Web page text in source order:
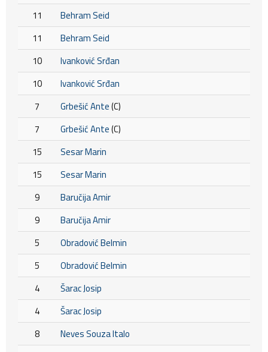
11
Behram Seid
11
Behram Seid
10
Ivanković Srđan
10
Ivanković Srđan
7
Grbešić Ante(C)
7
Grbešić Ante(C)
15
Sesar Marin
15
Sesar Marin
9
Baručija Amir
9
Baručija Amir
5
Obradović Belmin
5
Obradović Belmin
4
Šarac Josip
4
Šarac Josip
8
Neves Souza Italo